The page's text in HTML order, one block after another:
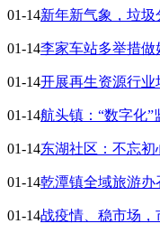
01-14新年新气象，垃圾
01-14李家车站多举措做
01-14开展再生资源行
01-14航头镇：“数字化”
01-14东湖社区：不忘
01-14乾潭镇全域旅游
01-14战疫情、稳市场，